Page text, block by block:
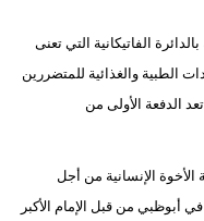
علوم
وتكنولوجيا
مدوَّنات
الفاتيكانية التي تعنى
15 طناً من المساعدات الطبية والغذائية للمتضررين
الدفعة الأولى من
الإنسانية من أجل
أبوظبي من قبل الإمام الأكبر